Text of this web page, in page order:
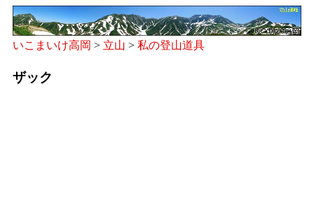
いこまいけ高岡 > 立山 > 私の登山道具
ザック